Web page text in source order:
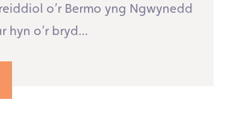
o’r Bermo yng Ngwynedd
hyn o’r bryd...